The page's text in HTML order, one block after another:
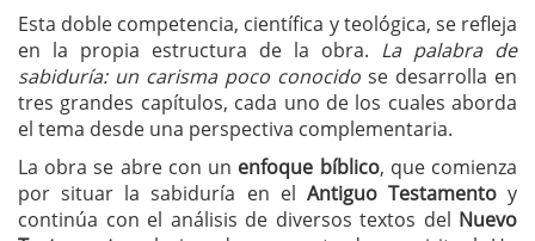
Esta doble competencia, científica y teológica, se refleja
en la propia estructura de la obra. La palabra de
sabiduría: un carisma poco conocido se desarrolla en
tres grandes capítulos, cada uno de los cuales aborda
el tema desde una perspectiva complementaria.
La obra se abre con un enfoque bíblico, que comienza
por situar la sabiduría en el Antiguo Testamentoy
continúa con el análisis de diversos textos del Nuevo